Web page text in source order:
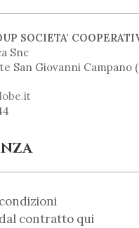
SOCIETA'
Snc
San Giovanni Campano
contratto qui